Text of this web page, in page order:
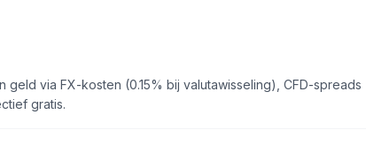
via FX-kosten (0.15% bij valutawisseling), CFD-spreads
gratis.